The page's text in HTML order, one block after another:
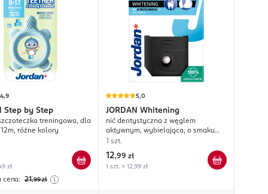
4,9
Step by Step
treningowa, dla
różne kolory
zł
cena: 21,99 zł
5,0
JORDAN Whitening
nić dentystyczna z węglem
aktywnym, wybielająca, o smaku
Miętowym, dł. 25m
1 szt.
12,99 zł
1 szt. = 12,99 zł